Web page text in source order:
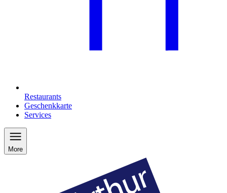
Restaurants
Geschenkkarte
Services
More